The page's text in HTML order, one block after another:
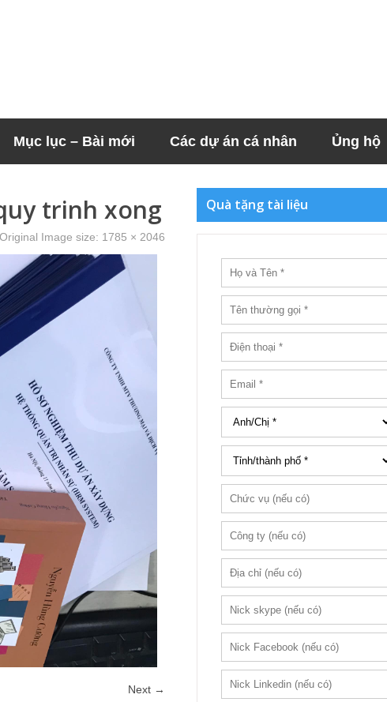
Mục lục – Bài mới Các dự án cá nhân Ủng hộ
trinh xong
Original Image size: 1785 × 2046
Next →
Quà tặng tài liệu